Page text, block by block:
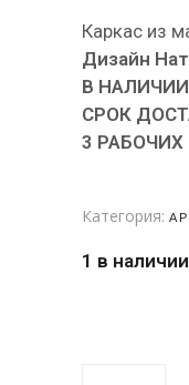
Каркас из
Дизайн
В
СРОК
3 РАБОЧИХ
Категория:
1 в наличии